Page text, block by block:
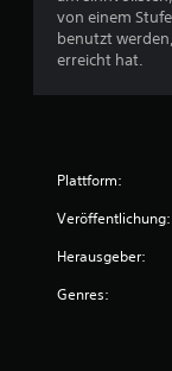
von einem
benutzt
erreicht hat.
Plattform:
Veröffentlichung:
Herausgeber:
Genres: